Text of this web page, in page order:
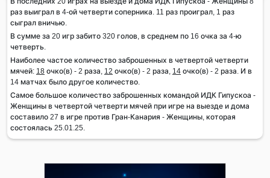
раз выиграл в 4-ой четверти соперника. 11 раз проиграл, 1 раз
сыграл вничью.
В сумме за 20 игр забито 320 голов, в среднем по 16 очка за 4-ю
четверть.
Наиболее частое количество заброшенных в четвертой четверти
мячей: 18 очко(в) - 2 раза, 12 очко(в) - 2 раза, 14 очко(в) - 2 раза. И в
14 матчах было другое количество.
Самое большое количество заброшенных командой ИДК Гипускоа -
Женщины в четвертой четверти мячей при игре на выезде и дома
составило 27 в игре против Гран-Канария - Женщины, которая
состоялась 25.01.25.